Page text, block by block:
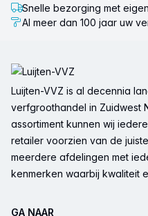
Snelle bezorging met
Al meer dan 100 jaar uw
Luijten-VVZ is al decennia
verfgroothandel in Zuidwest
assortiment kunnen wij
retailer voorzien van de
meerdere afdelingen met
kenmerken waarbij kwaliteit
GA NAAR